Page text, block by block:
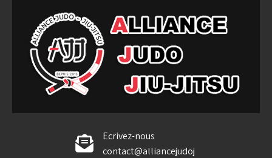
content
Alliance Judo Jiu-jitsu
Ecrivez-nous
contact@alliancejudoj